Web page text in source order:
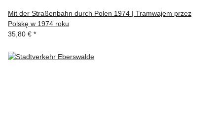
Mit der Straßenbahn durch Polen 1974 | Tramwajem przez
Polskę w 1974 roku
35,80 € *